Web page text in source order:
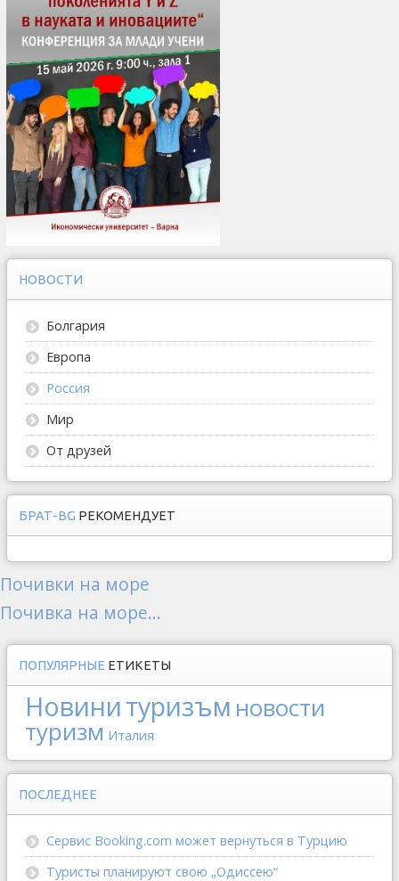
НОВОСТИ
Болгария
Европа
Россия
Мир
От друзей
БРАТ-BG РЕКОМЕНДУЕТ
Почивки на море
Почивка на море...
ПОПУЛЯРНЫЕ ЕТИКЕТЫ
Новинитуризъм новости
туризм Италия
ПОСЛЕДНЕЕ
Сервис Booking.com может вернуться в Турцию
Туристы планируют свою „Одиссею“